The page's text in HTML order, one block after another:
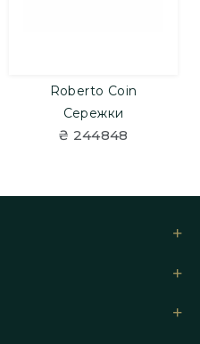
Roberto Coin
Сережки
₴ 244848